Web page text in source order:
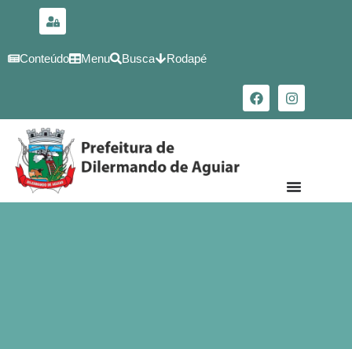
conteúdo
Conteúdo Menu Busca Rodapé